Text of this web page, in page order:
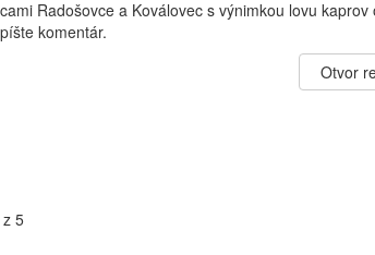
Radošovce a Koválovec s výnimkou lovu kaprov
komentár.
Otvor